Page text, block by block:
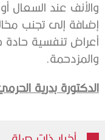
والأنف عند السعال
إضافة إلى تجنب
أعراض تنفسية
والمزدحمة.
الدكتورة بدرية